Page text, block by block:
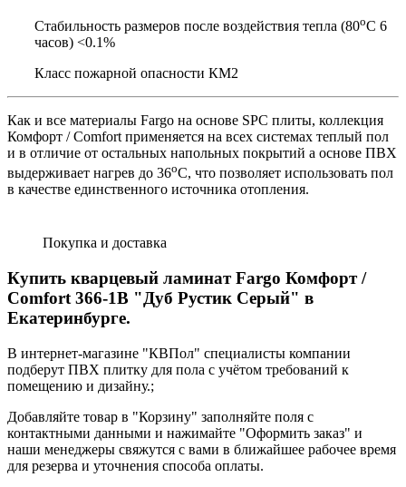
Стабильность размеров после воздействия тепла (80оС 6
часов) <0.1%
Класс пожарной опасности КМ2
Как и все материалы Fargo на основе SPC плиты, коллекция
Комфорт / Comfort применяется на всех системах теплый пол
и в отличие от остальных напольных покрытий а основе ПВХ
выдерживает нагрев до 36оС, что позволяет использовать пол
в качестве единственного источника отопления.
Покупка и доставка
Купить кварцевый ламинат Fargo Комфорт /
Comfort 366-1В "Дуб Рустик Серый" в
Екатеринбурге.
В интернет-магазине "КВПол" специалисты компании
подберут ПВХ плитку для пола с учётом требований к
помещению и дизайну.;
Добавляйте товар в "Корзину" заполняйте поля с
контактными данными и нажимайте "Оформить заказ" и
наши менеджеры свяжутся с вами в ближайшее рабочее время
для резерва и уточнения способа оплаты.